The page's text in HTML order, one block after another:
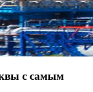
с самым